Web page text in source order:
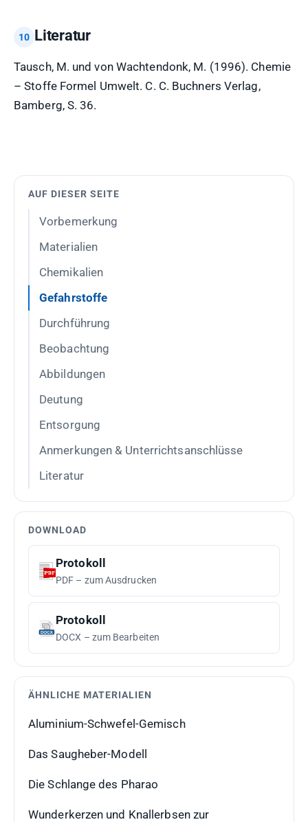
Literatur
Tausch, M. und von Wachtendonk, M. (1996). Chemie
– Stoffe Formel Umwelt. C. C. Buchners Verlag,
Bamberg, S. 36.
AUF DIESER SEITE
Vorbemerkung
Materialien
Chemikalien
Gefahrstoffe
Durchführung
Beobachtung
Abbildungen
Deutung
Entsorgung
Anmerkungen & Unterrichtsanschlüsse
Literatur
DOWNLOAD
Protokoll
PDF – zum Ausdrucken
Protokoll
DOCX – zum Bearbeiten
ÄHNLICHE MATERIALIEN
Aluminium-Schwefel-Gemisch
Das Saugheber-Modell
Die Schlange des Pharao
Wunderkerzen und Knallerbsen zur